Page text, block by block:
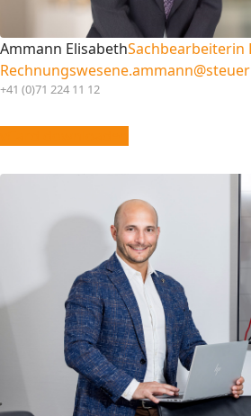
Ammann ElisabethSachbearbeiterin
Rechnungswesen
+41 (0)71 224 11 12